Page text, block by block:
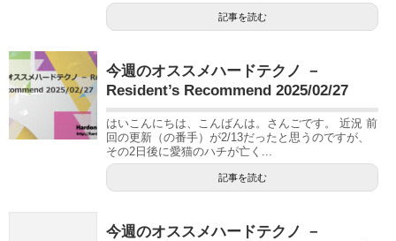
記事を読む
今週のオススメハードテクノ －
Resident’s Recommend 2025/02/27
はいこんにちは、こんばんは。さんごです。 近況 前
回の更新（の番手）が2/13だったと思うのですが、
その2日後に愛猫のハチが亡く...
記事を読む
今週のオススメハードテクノ －